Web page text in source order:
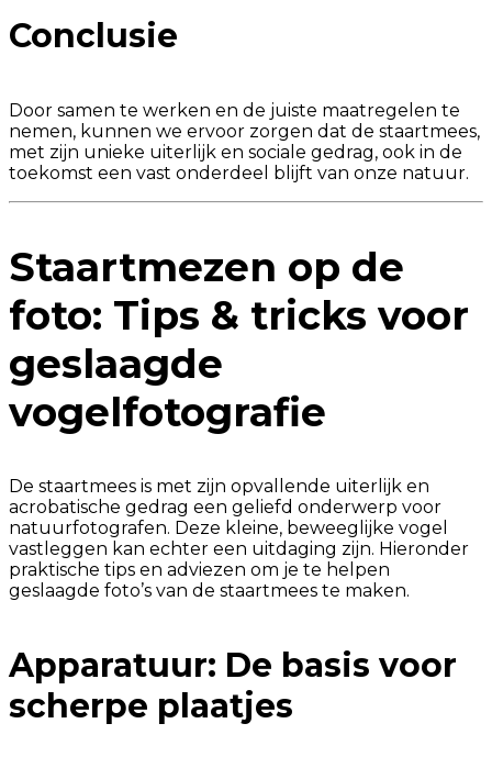
Conclusie
Door samen te werken en de juiste maatregelen te
nemen, kunnen we ervoor zorgen dat de staartmees,
met zijn unieke uiterlijk en sociale gedrag, ook in de
toekomst een vast onderdeel blijft van onze natuur.
Staartmezen op de
foto: Tips & tricks voor
geslaagde
vogelfotografie
De staartmees is met zijn opvallende uiterlijk en
acrobatische gedrag een geliefd onderwerp voor
natuurfotografen. Deze kleine, beweeglijke vogel
vastleggen kan echter een uitdaging zijn. Hieronder
praktische tips en adviezen om je te helpen
geslaagde foto’s van de staartmees te maken.
Apparatuur: De basis voor
scherpe plaatjes